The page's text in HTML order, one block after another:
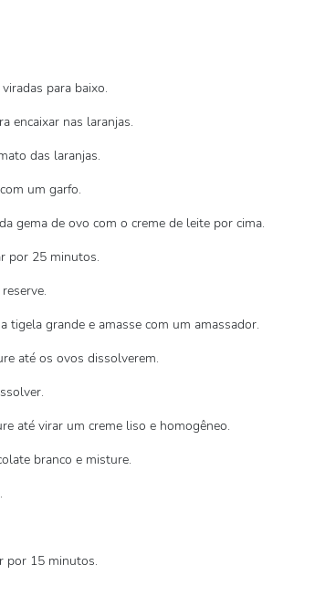
para baixo.
encaixar nas laranjas.
das laranjas.
um garfo.
gema de ovo com o creme de leite por cima.
por 25 minutos.
tigela grande e amasse com um amassador.
até os ovos dissolverem.
até virar um creme liso e homogêneo.
branco e misture.
por 15 minutos.